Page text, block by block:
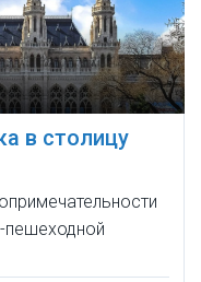
в столицу
пешеходной